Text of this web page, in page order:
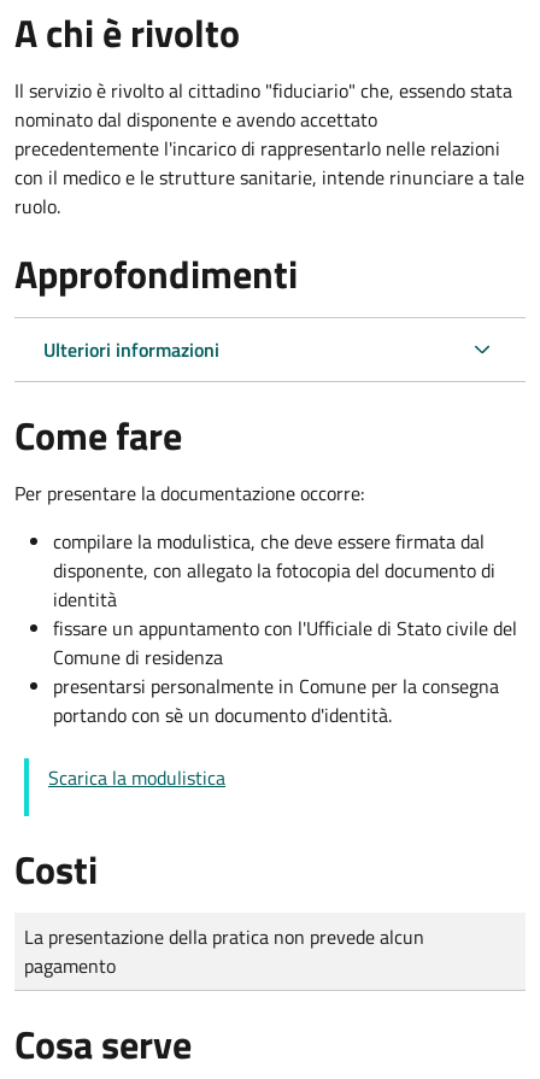
A chi è rivolto
Il servizio è rivolto al cittadino "fiduciario" che, essendo stata
nominato dal disponente e avendo accettato
precedentemente l'incarico di rappresentarlo nelle relazioni
con il medico e le strutture sanitarie, intende rinunciare a tale
ruolo.
Approfondimenti
Ulteriori informazioni
Come fare
Per presentare la documentazione occorre:
compilare la modulistica, che deve essere firmata dal
disponente, con allegato la fotocopia del documento di
identità
fissare un appuntamento con l'Ufficiale di Stato civile del
Comune di residenza
presentarsi personalmente in Comune per la consegna
portando con sè un documento d'identità.
Scarica la modulistica
Costi
Tipo di pagamento
Importo
La presentazione della pratica non prevede alcun
pagamento
Cosa serve